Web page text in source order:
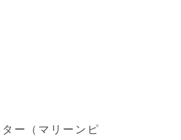
ー（マリーンピ